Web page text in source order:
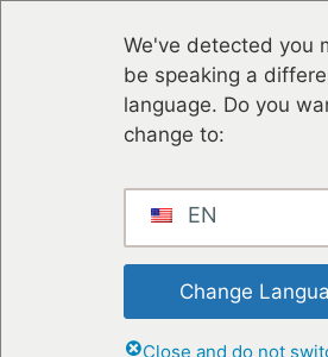
We've detected you
be speaking a
language. Do you
change to:
EN
Change
Close and do not